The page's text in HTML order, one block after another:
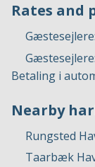
Rates and
Betaling i
Nearby
Rungsted
Taarbæk